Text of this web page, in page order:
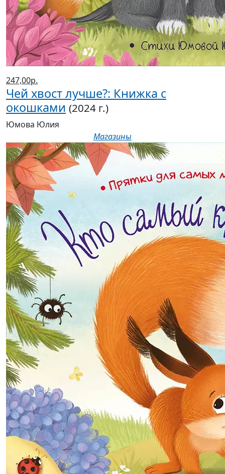
247,00р.
Чей хвост лучше?: Книжка с
окошками (2024 г.)
Юмова Юлия
Магазины